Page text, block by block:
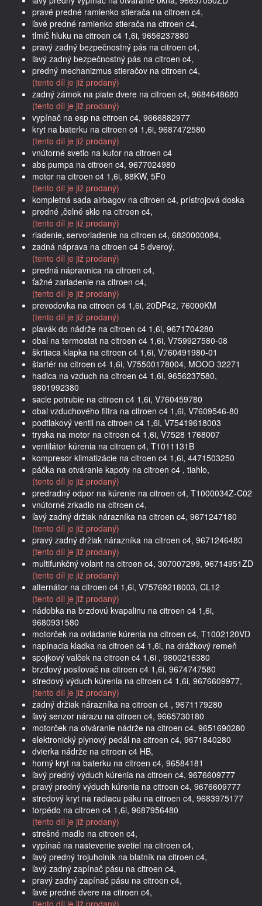
pravé predné ramienko stierača na citroen c4,
ľavé predné ramienko stierača na citroen c4,
tlmič hluku na citroen c4 1,6i, 9656237880
pravý zadný bezpečnostný pás na citroen c4,
ľavý zadný bezpečnostný pás na citroen c4,
predný mechanizmus stieračov na citroen c4,
(tento díl je již prodaný)
zadný zámok na piate dvere na citroen c4, 9684648680
(tento díl je již prodaný)
vypínač na esp na citroen c4, 9666882977
kryt na baterku na citroen c4 1,6i, 9687472580
(tento díl je již prodaný)
vnútorné svetlo na kufor na citroen c4
abs pumpa na citroen c4, 9677024980
motor na citroen c4 1,6i, 88KW, 5F0
(tento díl je již prodaný)
kompletná sada airbagov na citroen c4, prístrojová doska
predné ,čelné sklo na citroen c4,
(tento díl je již prodaný)
riadenie, servoriadenie na citroen c4, 6820000084,
zadná náprava na citroen c4 5 dveroý,
(tento díl je již prodaný)
predná nápravnica na citroen c4,
ťažné zariadenie na citroen c4,
(tento díl je již prodaný)
prevodovka na citroen c4 1,6i, 20DP42, 76000KM
(tento díl je již prodaný)
plavák do nádrže na citroen c4 1,6i, 9671704280
obal na termostat na citroen c4 1,6i, V759927580-08
škrtiaca klapka na citroen c4 1,6i, V760491980-01
štartér na citroen c4 1,6i, V75500178004, MOOO 32271
hadica na vzduch na citroen c4 1,6i, 9656237580,
9801992380
sacie potrubie na citroen c4 1,6i, V760459780
obal vzduchového filtra na citroen c4 1,6i, V7609546-80
podtlakový ventil na citroen c4 1,6i, V75419618003
tryska na motor na citroen c4 1,6i, V7528 1768007
ventilátor kúrenia na citroen c4, T1011131B
kompresor klimatizácie na citroen c4 1,6i, 4471503250
páčka na otváranie kapoty na citroen c4 , tiahlo,
(tento díl je již prodaný)
predradný odpor na kúrenie na citroen c4, T1000034Z-C02
vnútorné zrkadlo na citroen c4,
ľavý zadný držiak nárazníka na citroen c4, 9671247180
(tento díl je již prodaný)
pravý zadný držiak nárazníka na citroen c4, 9671246480
(tento díl je již prodaný)
multifunkčný volant na citroen c4, 307007299, 96714951ZD
(tento díl je již prodaný)
alternátor na citroen c4 1,6i, V75769218003, CL12
(tento díl je již prodaný)
nádobka na brzdovú kvapalinu na citroen c4 1,6i,
9680931580
motorček na ovládanie kúrenia na citroen c4, T1002120VD
napínacia kladka na citroen c4 1,6i, na drážkový remeň
spojkový valček na citroen c4 1,6i , 9800216380
brzdový posilovač na citroen c4 1,6i, 9674747580
stredový výduch kúrenia na citroen c4 1,6i, 9676609977,
(tento díl je již prodaný)
zadný držiak nárazníka na citroen c4 , 9671179280
ľavý senzor nárazu na citroen c4, 9665730180
motorček na otváranie nádrže na citroen c4, 9651690280
elektronický plynový pedál na citroen c4, 9671840280
dvierka nádrže na citroen c4 HB,
horný kryt na baterku na citroen c4, 96584181
ľavý predný výduch kúrenia na citroen c4, 9676609777
pravý predný výduch kúrenia na citroen c4, 9676609777
stredový kryt na radiacu páku na citroen c4, 9683975177
torpédo na citroen c4 1,6i, 9687956480
(tento díl je již prodaný)
strešné madlo na citroen c4,
vypínač na nastevenie svetiel na citroen c4,
ľavý predný trojuholník na blatník na citroen c4,
ľavý zadný zapínač pásu na citroen c4,
pravý zadný zapínač pásu na citroen c4,
ľavé predné dvere na citroen c4,
(tento díl je již prodaný)